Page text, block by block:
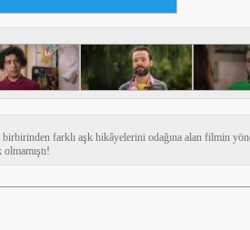
birbirinden farklı aşk hikâyelerini odağına alan filmin